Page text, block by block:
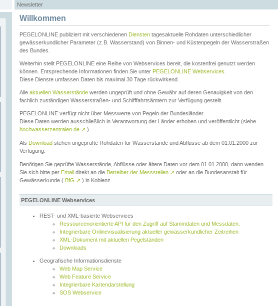
Newsletter
Willkommen
PEGELONLINE publiziert mit verschiedenen Diensten tagesaktuelle Rohdaten unterschiedlicher
gewässerkundlicher Parameter (z.B. Wasserstand) von Binnen- und Küstenpegeln der Wasserstraßen
des Bundes.
Weiterhin stellt PEGELONLINE eine Reihe von Webservices bereit, die kostenfrei genutzt werden
können. Entsprechende Informationen finden Sie unter PEGELONLINE Webservices
Diese Dienste umfassen Daten bis maximal 30 Tage rückwirkend.
Alle aktuellen Wasserstände werden ungeprüft und ohne Gewähr auf deren Genauigkeit von den
fachlich zuständigen Wasserstraßen- und Schifffahrtsämtern zur Verfügung gestellt.
PEGELONLINE verfügt nicht über Messwerte von Pegeln der Bundesländer.
Diese Daten werden ausschließlich in Verantwortung der Länder erhoben und veröffentlicht (siehe
hochwasserzentralen.de ↗ ).
Als Download stehen ungeprüfte Rohdaten für Wasserstände und Abflüsse ab dem 01.01.2000 zur
Verfügung.
Benötigen Sie geprüfte Wasserstände, Abflüsse oder ältere Daten vor dem 01.01.2000, dann wenden
Sie sich bitte per Email direkt an die Betreiber der Messstellen ↗ oder an die Bundesanstalt für
Gewässerkunde ( BfG ↗ ) in Koblenz.
PEGELONLINE Webservices
REST- und XML-basierte Webservices
Ressourcenorientierte API für den Zugriff auf Stammdaten und Messdaten.
Integrierbare Onlinevisualisierung aktueller gewässerkundlicher Zeitreihen
XML-Dokument mit aktuellen Pegelständen
Downloads
Geografische Informationsdienste
Web Map Service
Web Feature Service
Integrierbare Kartendarstellung
SOS Webservice